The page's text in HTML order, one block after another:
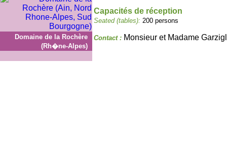
Domaine de la Rochère
(Rh�ne-Alpes)
Capacités de réception
Seated (tables): 200 persons
Contact : Monsieur et Madame